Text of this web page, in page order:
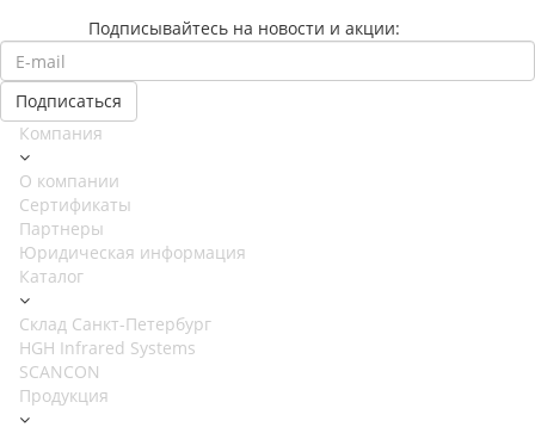
Подписывайтесь на новости и акции:
Компания
О компании
Сертификаты
Партнеры
Юридическая информация
Каталог
Cклад Санкт-Петербург
HGH Infrared Systems
SCANCON
Продукция